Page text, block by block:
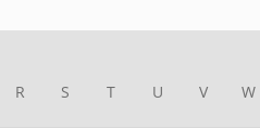
R S T U V W